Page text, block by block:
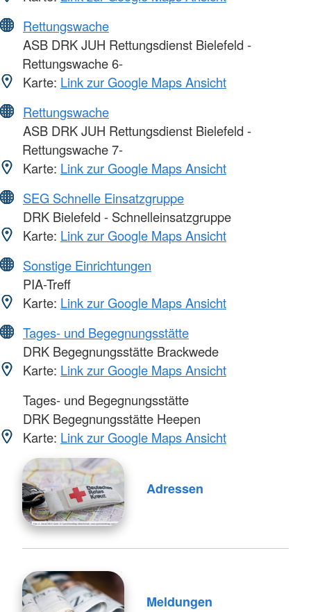
Rettungswache
ASB DRK JUH Rettungsdienst Bielefeld -
Rettungswache 6-
Karte: Link zur Google Maps Ansicht
Rettungswache
ASB DRK JUH Rettungsdienst Bielefeld -
Rettungswache 7-
Karte: Link zur Google Maps Ansicht
SEG Schnelle Einsatzgruppe
DRK Bielefeld - Schnelleinsatzgruppe
Karte: Link zur Google Maps Ansicht
Sonstige Einrichtungen
PIA-Treff
Karte: Link zur Google Maps Ansicht
Tages- und Begegnungsstätte
DRK Begegnungsstätte Brackwede
Karte: Link zur Google Maps Ansicht
Tages- und Begegnungsstätte
DRK Begegnungsstätte Heepen
Karte: Link zur Google Maps Ansicht
Adressen
Meldungen